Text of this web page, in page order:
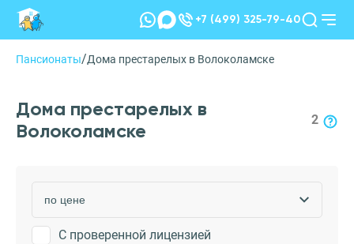
+7 (499) 325-79-40
Пансионаты/Дома престарелых в Волоколамске
Дома престарелых в
Волоколамске
2
С проверенной лицензией